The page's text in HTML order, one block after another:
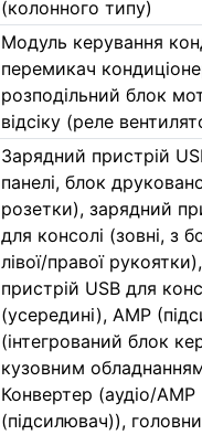
(колонного типу)
Модуль керування
перемикач
розподільний блок
відсіку (реле
Зарядний пристрій
панелі, блок
розетки), зарядний
для консолі (зовні, з
лівої/правої
пристрій USB для
(усередині), AMP
(інтегрований блок
кузовним
Конвертер (аудіо/AMP
(підсилювач)),